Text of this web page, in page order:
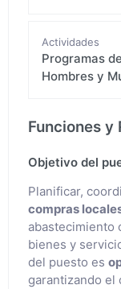
Actividades
Programas
Hombres y
Funciones y
Objetivo del
Planificar,
compras
abastecimiento
bienes y
del puesto es
garantizando el